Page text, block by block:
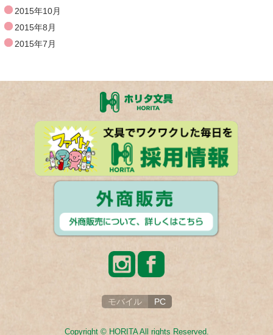
2015年10月
2015年8月
2015年7月
Copyright © HORITA All rights Reserved.
モバイル PC